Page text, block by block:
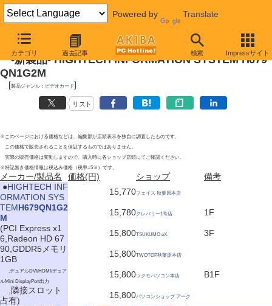
Powered by Translate
カテゴリ 過去記事 検索 Impressサイト
2011年4月23日号
-新製品- HIGHTECH INFORMATION SYSTEM H679
QN1G2M
[製品ジャンル： ビデオカード]
リスト
※このページにおける価格などは、編集部が店頭表示を独自に調査したものです。
この価格で販売されることを保証するものではありません。
実際の販売価格は変動しますので、購入時に各ショップ店頭にてご確認ください。
※特記無き価格情報は税込み価格（税率=5％）です。
メーカー/製品名 価格(円) ショップ
備考
●HIGHTECH INF
ORMATION SYS
TEMH679QN1G2
M
(PCI Express x1
6,Radeon HD 67
90,GDDR5メモリ
1GB
,デュアルDVI/HDMI/デュア
ルMini DisplayPort出力
,隣接スロット
占有)
15,770フェイス 秋葉原本店
15,780クレバリー1号店 1F
15,800TSUKUMO eX. 3F
15,800TWOTOP秋葉原本店
15,800ツクモパソコン本店 B1F
15,800パソコンショップ アーク